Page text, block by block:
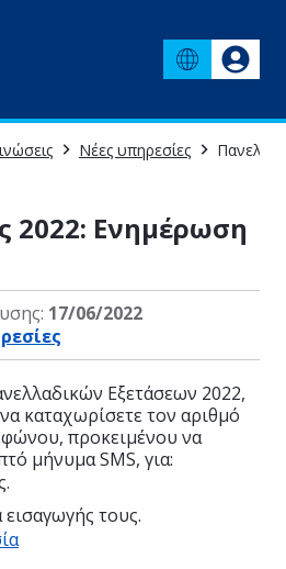
Νέες υπηρεσίες
2022: Ενημέρωση
17/06/2022
Εξετάσεων 2022,
καταχωρίσετε τον αριθμό
προκειμένου να
μήνυμα SMS, για:
τους.